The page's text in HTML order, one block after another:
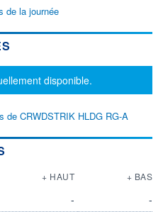
de la journée
disponible.
de CRWDSTRIK HLDG RG-A
+ HAUT + BAS
-
-